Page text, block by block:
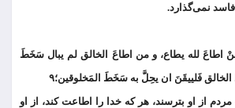
نمی‌گذارد.
اطاعَ لله یطاع، و من اطاعَ الخالق لم یبال سَخَطَ
فَلییقَنَ ان یحِلَّ به سَخَطَ المَخلوقین؛۹
از او بترسند، هر که خدا را اطاعت کند، از او